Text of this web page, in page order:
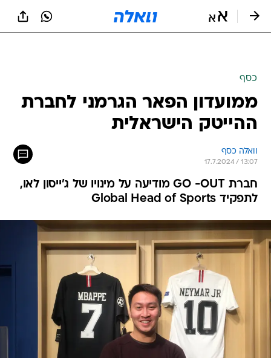
כסף
ממועדון הפאר הגרמני לחברת
ההייטק הישראלית
וואלה כסף
17.7.2024 / 13:07
חברת GO -OUT מודיעה על מינויו של ג'ייסון לאו,
לתפקיד Global Head of Sports